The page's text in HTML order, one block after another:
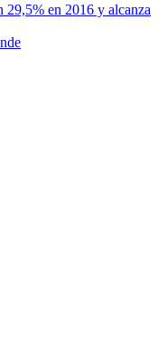
29,5% en 2016 y alcanza